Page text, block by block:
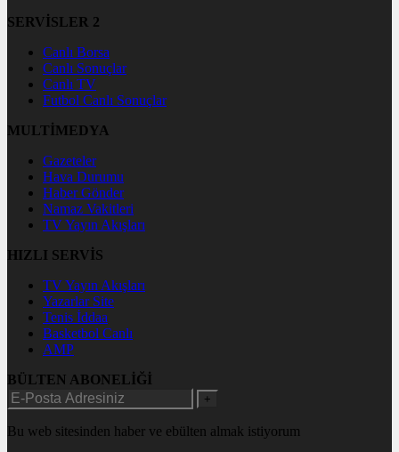
SERVİSLER 2
Canlı Borsa
Canlı Sonuçlar
Canlı TV
Futbol Canlı Sonuçlar
MULTİMEDYA
Gazeteler
Hava Durumu
Haber Gönder
Namaz Vakitleri
TV Yayın Akışları
HIZLI SERVİS
TV Yayın Akışları
Yazarlar Site
Tenis İddaa
Basketbol Canlı
AMP
BÜLTEN ABONELİĞİ
+
Bu web sitesinden haber ve ebülten almak istiyorum